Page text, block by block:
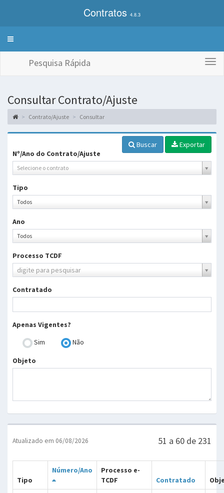
Contratos 4.8.3
Alterna
Pesquisa Rápida
Consultar Contrato/Ajuste
Contrato/Ajuste Consultar
Buscar
Exportar
Nº/Ano do Contrato/Ajuste
Selecione o contrato
Tipo
Todos
Tipo
Ano
Todos
Ano
Processo TCDF
digite para pesquisar
Processo
TCDF
Contratado
Apenas Vigentes?
Sim
Não
Objeto
Atualizado em 06/08/2026 51 a 60 de 231
Tipo
Número/Ano
Processo e-
TCDF
Contratado